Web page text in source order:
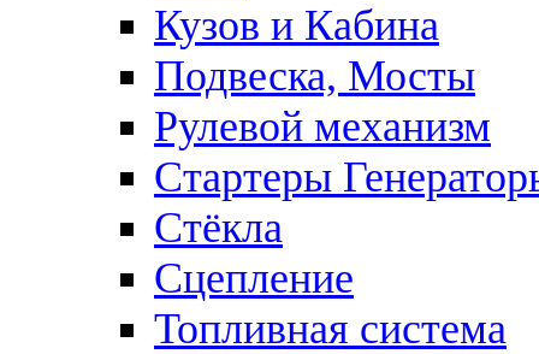
Кузов и Кабина
Подвеска, Мосты
Рулевой механизм
Стартеры
Стёкла
Сцепление
Топливная система